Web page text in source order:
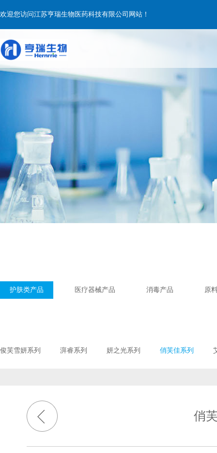
欢迎您访问江苏亨瑞生物医药科技有限公司网站！
护肤类产品 医疗器械产品 消毒产品 原
俊芙雪妍系列 湃睿系列 妍之光系列 俏芙佳系列
俏